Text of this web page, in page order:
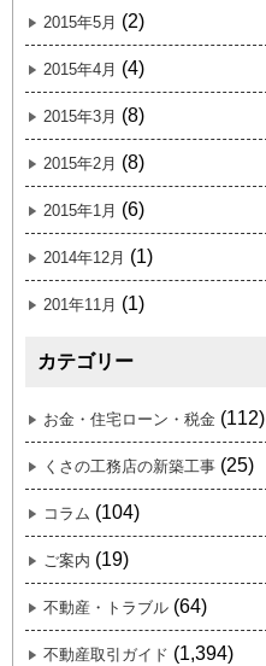
2015年5月 (2)
2015年4月 (4)
2015年3月 (8)
2015年2月 (8)
2015年1月 (6)
2014年12月 (1)
201年11月 (1)
カテゴリー
お金・住宅ローン・税金 (112)
くさの工務店の新築工事 (25)
コラム (104)
ご案内 (19)
不動産・トラブル (64)
不動産取引ガイド (1,394)